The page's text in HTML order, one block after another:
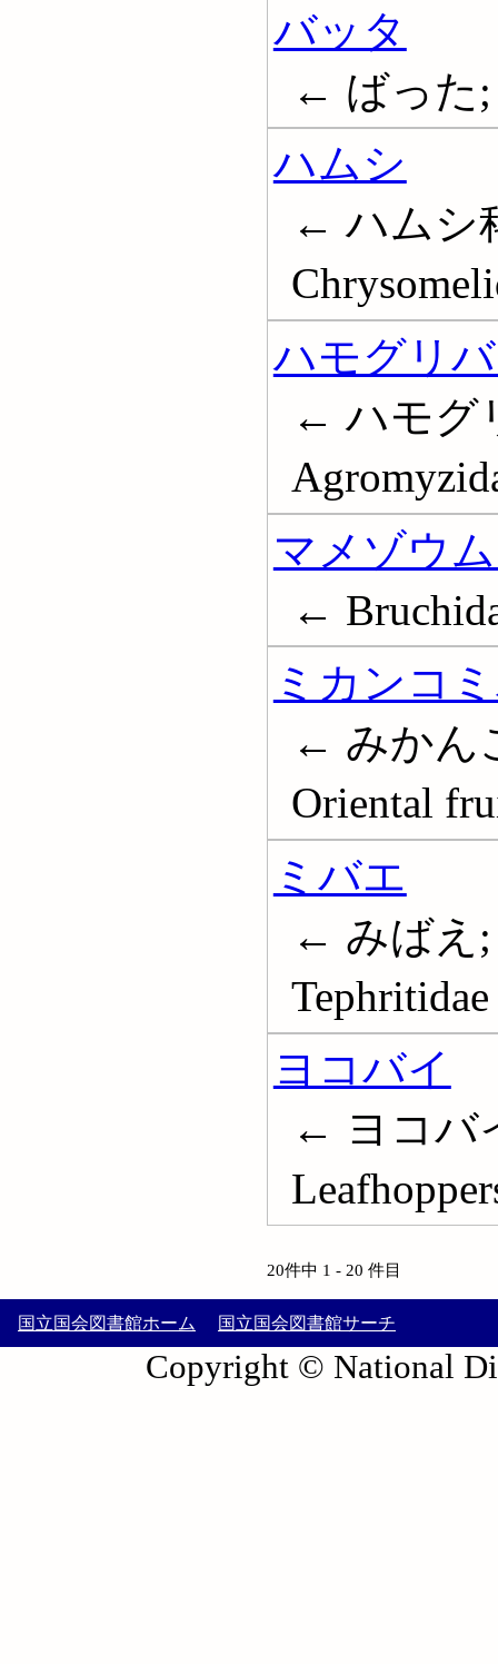
バッタ
← ばった;
ハムシ
← ハムシ
ハモグリ
← ハモグ
マメゾウ
←
ミカンコ
← みかん
Oriental
ミバエ
← みばえ;
Tephritidae
ヨコバイ
← ヨコバ
20件中 1 - 20 件目
国立国会図書館ホーム 国立国会図書館サーチ
Copyright © National